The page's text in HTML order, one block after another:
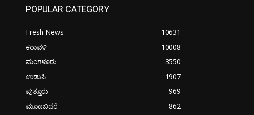
POPULAR CATEGORY
Fresh News
10631
ಕರಾವಳಿ
10008
ಮಂಗಳೂರು
3550
ಉಡುಪಿ
1907
ಪುತ್ತೂರು
969
ಮೂಡಬಿದರೆ
862